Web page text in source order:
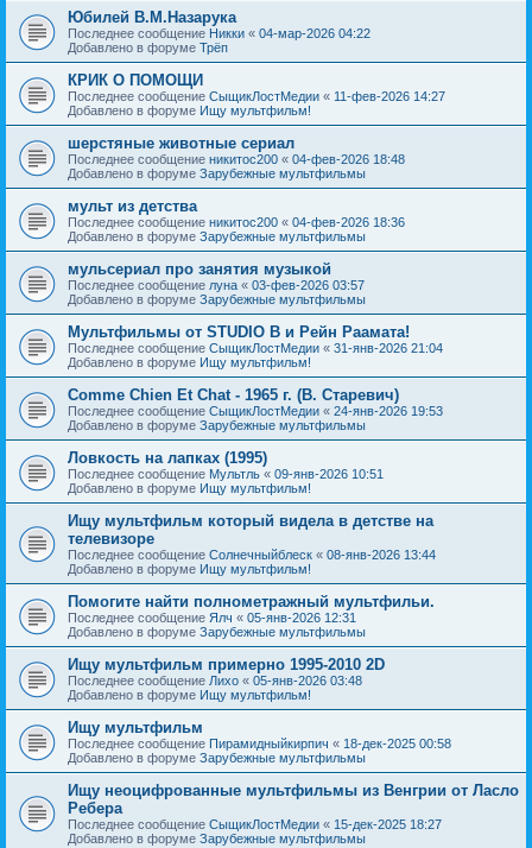
Юбилей В.М.Назарука
Последнее сообщение Никки « 04-мар-2026 04:22
Добавлено в форуме Трёп
КРИК О ПОМОЩИ
Последнее сообщение СыщикЛостМедии « 11-фев-2026 14:27
Добавлено в форуме Ищу мультфильм!
шерстяные животные сериал
Последнее сообщение никитос200 « 04-фев-2026 18:48
Добавлено в форуме Зарубежные мультфильмы
мульт из детства
Последнее сообщение никитос200 « 04-фев-2026 18:36
Добавлено в форуме Зарубежные мультфильмы
мульсериал про занятия музыкой
Последнее сообщение луна « 03-фев-2026 03:57
Добавлено в форуме Зарубежные мультфильмы
Мультфильмы от STUDIO B и Рейн Раамата!
Последнее сообщение СыщикЛостМедии « 31-янв-2026 21:04
Добавлено в форуме Ищу мультфильм!
Comme Chien Et Chat - 1965 г. (В. Старевич)
Последнее сообщение СыщикЛостМедии « 24-янв-2026 19:53
Добавлено в форуме Зарубежные мультфильмы
Ловкость на лапках (1995)
Последнее сообщение Мультль « 09-янв-2026 10:51
Добавлено в форуме Ищу мультфильм!
Ищу мультфильм который видела в детстве на
телевизоре
Последнее сообщение Солнечныйблеск « 08-янв-2026 13:44
Добавлено в форуме Ищу мультфильм!
Помогите найти полнометражный мультфильи.
Последнее сообщение Ялч « 05-янв-2026 12:31
Добавлено в форуме Зарубежные мультфильмы
Ищу мультфильм примерно 1995-2010 2D
Последнее сообщение Лихо « 05-янв-2026 03:48
Добавлено в форуме Ищу мультфильм!
Ищу мультфильм
Последнее сообщение Пирамидныйкирпич « 18-дек-2025 00:58
Добавлено в форуме Зарубежные мультфильмы
Ищу неоцифрованные мультфильмы из Венгрии от Ласло
Ребера
Последнее сообщение СыщикЛостМедии « 15-дек-2025 18:27
Добавлено в форуме Зарубежные мультфильмы